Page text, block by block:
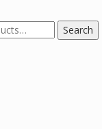
Search